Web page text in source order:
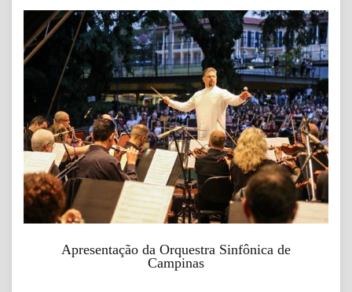
Apresentação da Orquestra Sinfônica de
Campinas